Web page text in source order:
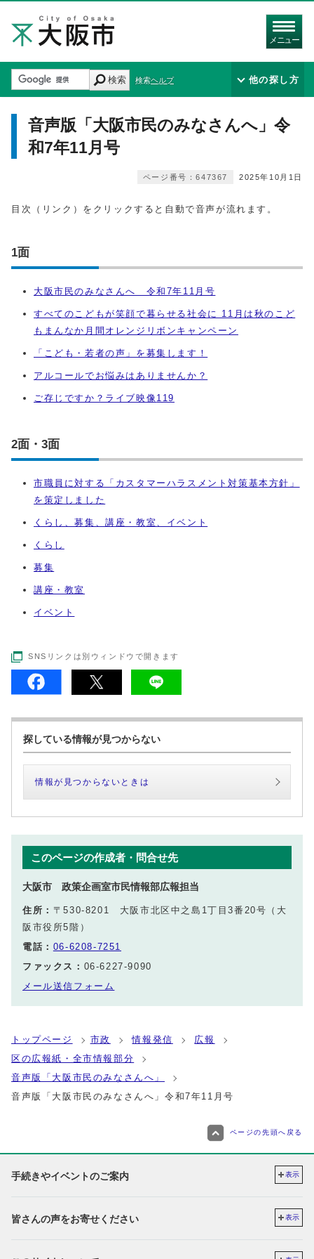
メニュー
検索 検索ヘルプ 他の探し方
音声版「大阪市民のみなさんへ」令
和7年11月号
2025年10月1日
ページ番号：647367
目次（リンク）をクリックすると自動で音声が流れます。
1面
大阪市民のみなさんへ 令和7年11月号
すべてのこどもが笑顔で暮らせる社会に 11月は秋のこど
もまんなか月間オレンジリボンキャンペーン
「こども・若者の声」を募集します！
アルコールでお悩みはありませんか？
ご存じですか？ライブ映像119
2面・3面
市職員に対する「カスタマーハラスメント対策基本方針」
を策定しました
くらし、募集、講座・教室、イベント
くらし
募集
講座・教室
イベント
SNSリンクは別ウィンドウで開きます
探している情報が見つからない
情報が見つからないときは
このページの作成者・問合せ先
大阪市 政策企画室市民情報部広報担当
住所： 〒530-8201 大阪市北区中之島1丁目3番20号（大
阪市役所5階）
電話： 06-6208-7251
ファックス： 06-6227-9090
メール送信フォーム
トップページ 市政 情報発信
広報
区の広報紙・全市情報部分
音声版「大阪市民のみなさんへ」
音声版「大阪市民のみなさんへ」令和7年11月号
ページの先頭へ戻る
手続きやイベントのご案内 表示
皆さんの声をお寄せください 表示